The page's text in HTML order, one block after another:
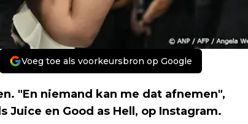
Voeg toe als voorkeursbron op Google
"En niemand kan me dat afnemen",
en Good as Hell, op Instagram.